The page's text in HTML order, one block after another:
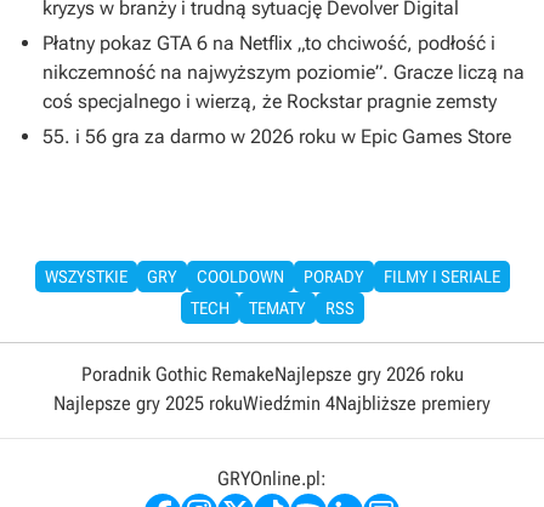
kryzys w branży i trudną sytuację Devolver Digital
Płatny pokaz GTA 6 na Netflix „to chciwość, podłość i
nikczemność na najwyższym poziomie”. Gracze liczą na
coś specjalnego i wierzą, że Rockstar pragnie zemsty
55. i 56 gra za darmo w 2026 roku w Epic Games Store
WSZYSTKIE GRY COOLDOWN PORADY
FILMY I SERIALE
TECH
TEMATY RSS
Poradnik Gothic RemakeNajlepsze gry 2026 roku
Najlepsze gry 2025 rokuWiedźmin 4Najbliższe premiery
GRYOnline.pl: